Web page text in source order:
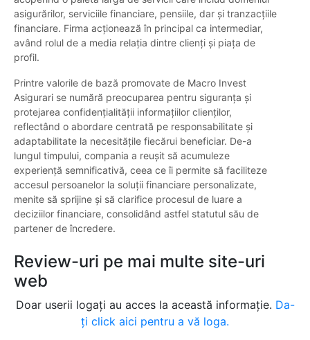
asigurărilor, serviciile financiare, pensiile, dar și tranzacțiile
financiare. Firma acționează în principal ca intermediar,
având rolul de a media relația dintre clienți și piața de
profil.
Printre valorile de bază promovate de Macro Invest
Asigurari se numără preocuparea pentru siguranța și
protejarea confidențialității informațiilor clienților,
reflectând o abordare centrată pe responsabilitate și
adaptabilitate la necesitățile fiecărui beneficiar. De-a
lungul timpului, compania a reușit să acumuleze
experiență semnificativă, ceea ce îi permite să faciliteze
accesul persoanelor la soluții financiare personalizate,
menite să sprijine și să clarifice procesul de luare a
deciziilor financiare, consolidând astfel statutul său de
partener de încredere.
Review-uri pe mai multe site-uri
web
Doar userii logați au acces la această informație. Da-
ți click aici pentru a vă loga.